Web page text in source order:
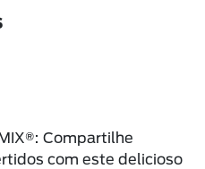
Compartilhe
com este delicioso